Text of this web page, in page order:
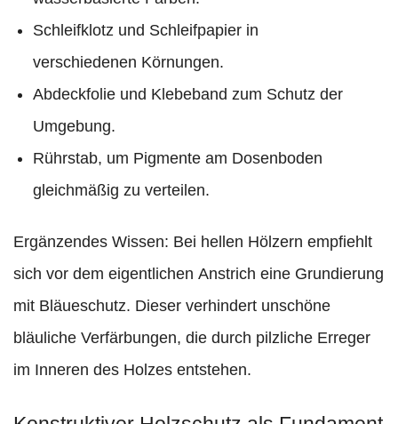
Schleifklotz und Schleifpapier in
verschiedenen Körnungen.
Abdeckfolie und Klebeband zum Schutz der
Umgebung.
Rührstab, um Pigmente am Dosenboden
gleichmäßig zu verteilen.
Ergänzendes Wissen: Bei hellen Hölzern empfiehlt
sich vor dem eigentlichen Anstrich eine Grundierung
mit Bläueschutz. Dieser verhindert unschöne
bläuliche Verfärbungen, die durch pilzliche Erreger
im Inneren des Holzes entstehen.